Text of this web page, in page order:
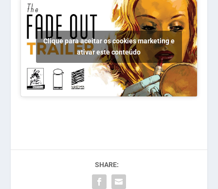
Clique para aceitar os cookies marketing e
ativar este conteúdo
SHARE: